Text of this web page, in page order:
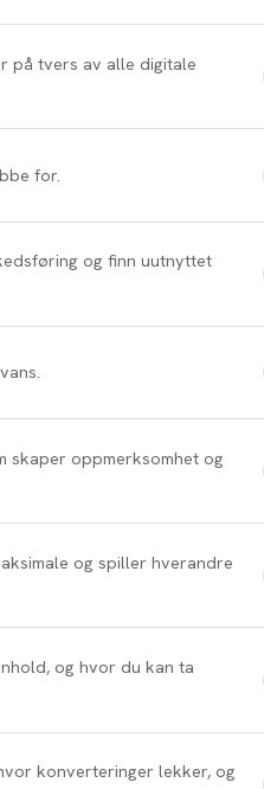
på tvers av alle digitale
for.
og finn uutnyttet
skaper oppmerksomhet og
og spiller hverandre
og hvor du kan ta
konverteringer lekker, og